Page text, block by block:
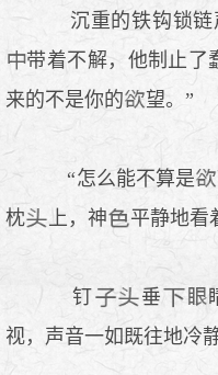
沉重的铁钩锁链
带着不解，他制止了
来的不是你的
望。”
“怎么能不算是
枕
上，神 平静地看
钉 垂
视，声音一如既往地冷